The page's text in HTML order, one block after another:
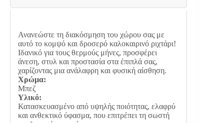
Ανανεώστε τη διακόσμηση του χώρου σας με
αυτό το κομψό και δροσερό καλοκαιρινό ριχτάρι!
Ιδανικό για τους θερμούς μήνες, προσφέρει
άνεση, στυλ και προστασία στα έπιπλά σας,
χαρίζοντας μια ανάλαφρη και φυσική αίσθηση.
Χρώμα:
Μπεζ
Υλικό:
Κατασκευασμένο από υψηλής ποιότητας, ελαφρύ
και ανθεκτικό ύφασμα, που επιτρέπει τη σωστή